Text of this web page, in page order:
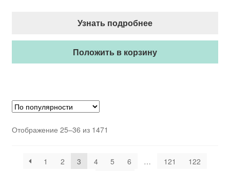
Узнать подробнее
Положить в корзину
Отображение 25–36 из 1471
1 2 3 4 5 6 … 121
122